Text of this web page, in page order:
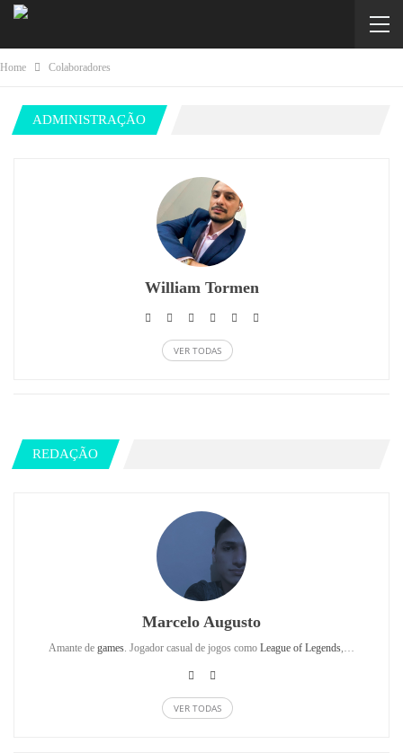
Home Colaboradores
ADMINISTRAÇÃO
William Tormen
VER TODAS
REDAÇÃO
Marcelo Augusto
Amante de games. Jogador casual de jogos como League of Legends,…
VER TODAS